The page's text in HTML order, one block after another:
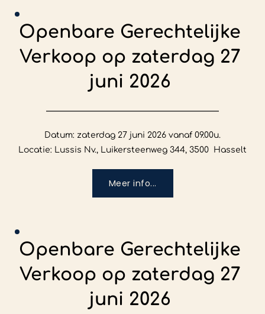
Openbare Gerechtelijke
Verkoop op zaterdag 27
juni 2026
Datum: zaterdag 27 juni 2026 vanaf 09.00u.
Locatie: Lussis Nv., Luikersteenweg 344, 3500  Hasselt
Meer info...
Openbare Gerechtelijke
Verkoop op zaterdag 27
juni 2026